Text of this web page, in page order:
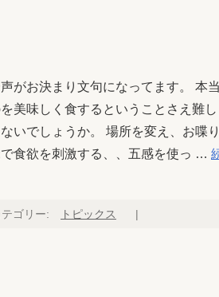
がお決まり文句になってます。 本
美味しく食するということさえ難
いでしょうか。 場所を変え、お喋
食欲を刺激する、、五感を使っ …
テゴリー: トピックス |